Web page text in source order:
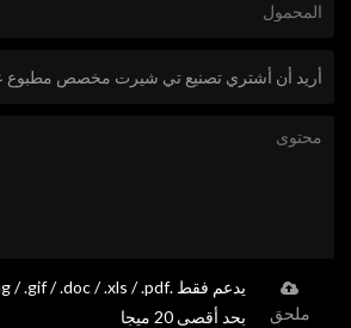
بحد أقصى 20 ميجا
ملحق